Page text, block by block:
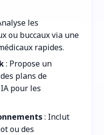
les
ou buccaux via une
rapides.
: Propose un
plans de
pour les
: Inclut
ou des